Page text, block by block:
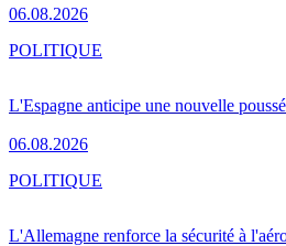
06.08.2026
L'Espagne anticipe une nouvelle
06.08.2026
POLITIQUE
L'Allemagne renforce la sécurité à
POLITIQUE